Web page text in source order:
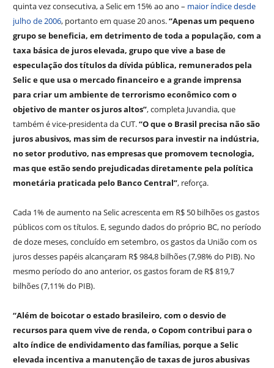
quinta vez consecutiva, a Selic em 15% ao ano – maior índice desde
julho de 2006, portanto em quase 20 anos.“Apenas um pequeno
grupo se beneficia, em detrimento de toda a população, com a
taxa básica de juros elevada, grupo que vive a base de
especulação dos títulos da dívida pública, remunerados pela
Selic e que usa o mercado financeiro e a grande imprensa
para criar um ambiente de terrorismo econômico com o
objetivo de manter os juros altos”, completa Juvandia, que
também é vice-presidenta da CUT.“O que o Brasil precisa não são
juros abusivos, mas sim de recursos para investir na indústria,
no setor produtivo, nas empresas que promovem tecnologia,
mas que estão sendo prejudicadas diretamente pela política
monetária praticada pelo Banco Central”, reforça.
Cada 1% de aumento na Selic acrescenta em R$ 50 bilhões os gastos
públicos com os títulos. E, segundo dados do próprio BC, no período
de doze meses, concluído em setembro, os gastos da União com os
juros desses papéis alcançaram R$ 984,8 bilhões (7,98% do PIB). No
mesmo período do ano anterior, os gastos foram de R$ 819,7
bilhões (7,11% do PIB).
“Além de boicotar o estado brasileiro, com o desvio de
recursos para quem vive de renda, o Copom contribui para o
alto índice de endividamento das famílias, porque a Selic
elevada incentiva a manutenção de taxas de juros abusivas